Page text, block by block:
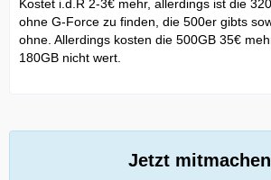
Kostet i.d.R 2-3€ mehr, allerdings ist die
ohne G-Force zu finden, die 500er gibts
ohne. Allerdings kosten die 500GB 35€
180GB nicht wert.
Jetzt